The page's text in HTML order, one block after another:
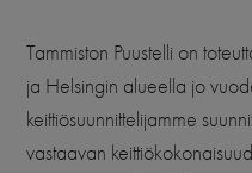
Tammiston Puustelli on
ja Helsingin alueella jo
keittiösuunnittelijamme
vastaavan